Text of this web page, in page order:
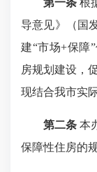
第一条 根
导意见》（国
建“市场+保障
房规划建设，
现结合我市实
第二条 本
保障性住房的